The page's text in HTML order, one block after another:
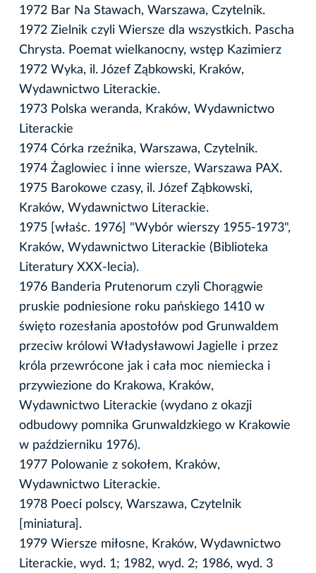
1972 Bar Na Stawach, Warszawa, Czytelnik.
1972 Zielnik czyli Wiersze dla wszystkich. Pascha
Chrysta. Poemat wielkanocny, wstęp Kazimierz
1972 Wyka, il. Józef Ząbkowski, Kraków,
Wydawnictwo Literackie.
1973 Polska weranda, Kraków, Wydawnictwo
Literackie
1974 Córka rzeźnika, Warszawa, Czytelnik.
1974 Żaglowiec i inne wiersze, Warszawa PAX.
1975 Barokowe czasy, il. Józef Ząbkowski,
Kraków, Wydawnictwo Literackie.
1975 [właśc. 1976] "Wybór wierszy 1955-1973",
Kraków, Wydawnictwo Literackie (Biblioteka
Literatury XXX-lecia).
1976 Banderia Prutenorum czyli Chorągwie
pruskie podniesione roku pańskiego 1410 w
święto rozesłania apostołów pod Grunwaldem
przeciw królowi Władysławowi Jagielle i przez
króla przewrócone jak i cała moc niemiecka i
przywiezione do Krakowa, Kraków,
Wydawnictwo Literackie (wydano z okazji
odbudowy pomnika Grunwaldzkiego w Krakowie
w październiku 1976).
1977 Polowanie z sokołem, Kraków,
Wydawnictwo Literackie.
1978 Poeci polscy, Warszawa, Czytelnik
[miniatura].
1979 Wiersze miłosne, Kraków, Wydawnictwo
Literackie, wyd. 1; 1982, wyd. 2; 1986, wyd. 3